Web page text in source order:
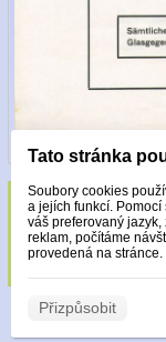
Sklo zdobeno
Swarovski.
©
Tato stránka
Soubory cookies
a jejích funkcí.
váš preferovaný
reklam, počítáme
provedená na stránce.
Přizpůsobit